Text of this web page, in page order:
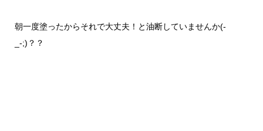
朝一度塗ったからそれで大丈夫！と油断していませんか(-
_-;) ？？